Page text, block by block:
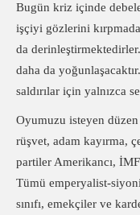
Bugün kriz içinde
işçiyi gözlerini
da
daha da
saldırılar için yalnızca
Oyumuzu isteyen
rüşvet, adam kayırma,
partiler Amerikancı,
Tümü emperyalist-
sınıfı, emekçiler ve